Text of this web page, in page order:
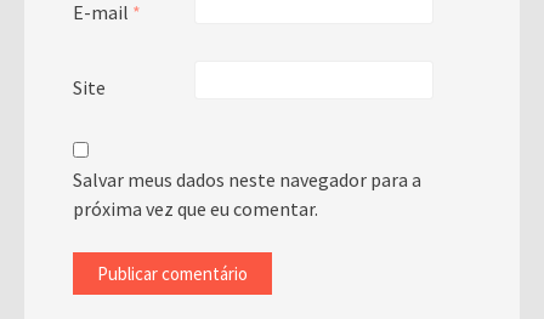
E-mail *
Site
Salvar meus dados neste navegador para a
próxima vez que eu comentar.